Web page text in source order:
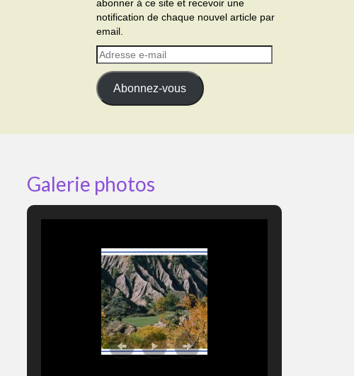
abonner à ce site et recevoir une
notification de chaque nouvel article par
email.
Adresse
e-
mail
Abonnez-vous
Galerie photos